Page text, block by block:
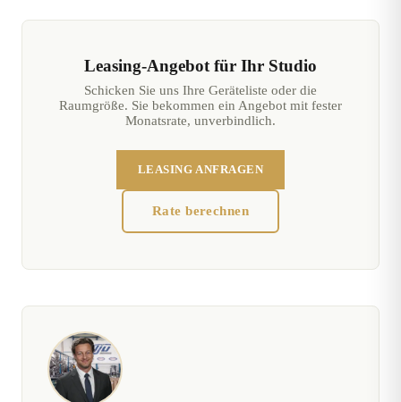
Leasing-Angebot für Ihr Studio
Schicken Sie uns Ihre Geräteliste oder die
Raumgröße. Sie bekommen ein Angebot mit fester
Monatsrate, unverbindlich.
LEASING ANFRAGEN
Rate berechnen